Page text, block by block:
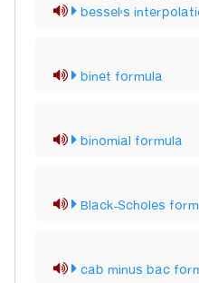
bessel's
binet formula
binomial formula
Black–Scholes
cab minus bac